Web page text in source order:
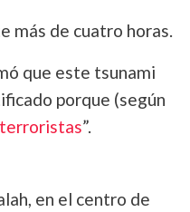
más de cuatro horas.
que este tsunami
porque (según
”.
en el centro de